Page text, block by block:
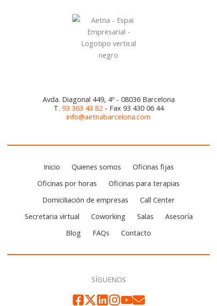
Avda. Diagonal 449, 4º - 08036 Barcelona
T. 93 363 43 82 - Fax 93 430 06 44
info@aetnabarcelona.com
Inicio Quienes somos
Oficinas fijas
Oficinas por horas
Oficinas para terapias
Domiciliación de empresas
Call Center
Secretaria virtual
Coworking Salas
Asesoría
Blog
FAQs Contacto
SÍGUENOS